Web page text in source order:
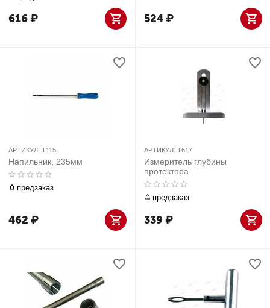
616₽ 524₽
АРТИКУЛ: T115
Напильник, 235мм
предзаказ
462 ₽
АРТИКУЛ: T617
Измеритель глубины
протектора
предзаказ
339₽